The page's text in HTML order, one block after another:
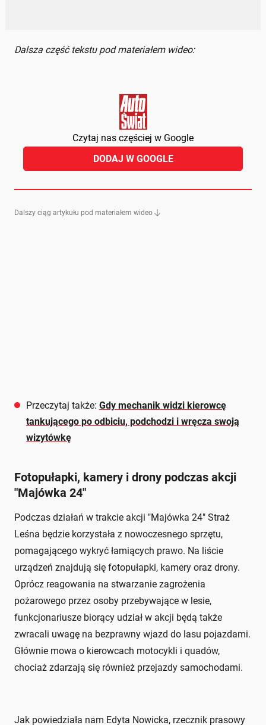
Dalsza część tekstu pod materiałem wideo:
Czytaj nas częściej w Google
DODAJ W GOOGLE
Dalszy ciąg artykułu pod materiałem wideo
Przeczytaj także: Gdy mechanik widzi kierowcę
tankującego po odbiciu, podchodzi i wręcza swoją
wizytówkę
Fotopułapki, kamery i drony podczas akcji
"Majówka 24"
Podczas działań w trakcie akcji "Majówka 24" Straż
Leśna będzie korzystała z nowoczesnego sprzętu,
pomagającego wykryć łamiących prawo. Na liście
urządzeń znajdują się fotopułapki, kamery oraz drony.
Oprócz reagowania na stwarzanie zagrożenia
pożarowego przez osoby przebywające w lesie,
funkcjonariusze biorący udział w akcji będą także
zwracali uwagę na bezprawny wjazd do lasu pojazdami.
Głównie mowa o kierowcach motocykli i quadów,
chociaż zdarzają się również przejazdy samochodami.
Jak powiedziała nam Edyta Nowicka, rzecznik prasowy